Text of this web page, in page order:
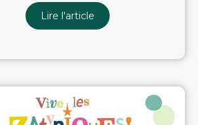
Lire l'article